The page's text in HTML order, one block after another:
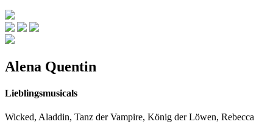
Alena Quentin
Lieblingsmusicals
Wicked, Aladdin, Tanz der Vampire, König der Löwen, Rebecca